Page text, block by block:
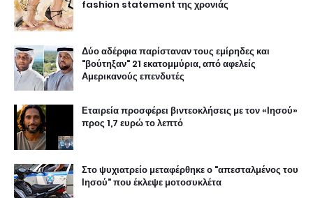
fashion statement της χρονιάς
Δύο αδέρφια παρίσταναν τους εμίρηδες και
"βούτηξαν" 21 εκατομμύρια, από αφελείς
Αμερικανούς επενδυτές
Εταιρεία προσφέρει βιντεοκλήσεις με τον «Ιησού»
προς 1,7 ευρώ το λεπτό
Στο ψυχιατρείο μεταφέρθηκε ο "απεσταλμένος του
Ιησού" που έκλεψε μοτοσυκλέτα